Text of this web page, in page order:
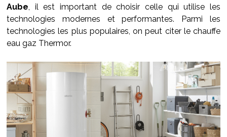
Aube, il est important de choisir celle qui utilise les
technologies modernes et performantes. Parmi les
technologies les plus populaires, on peut citer le chauffe
eau gaz Thermor.